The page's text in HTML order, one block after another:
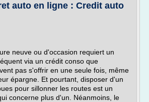
auto en ligne : Credit auto
neuve ou d'occasion requiert un
via un crédit conso que
pas s'offrir en une seule fois, même
épargne. Et pourtant, disposer d'un
pour sillonner les routes est un
concerne plus d'un. Néanmoins, le